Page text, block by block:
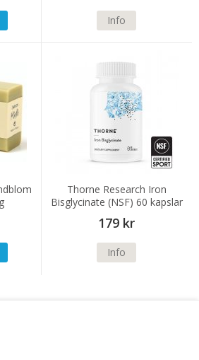
Info
Thorne Research Iron
Bisglycinate (NSF) 60 kapslar
179 kr
Info